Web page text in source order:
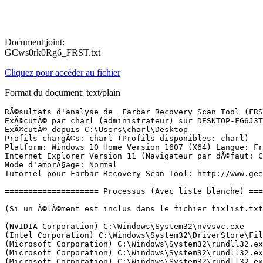
Document joint:
GCws0rk0Rg6_FRST.txt
Cliquez pour accéder au fichier
Format du document: text/plain
RÃ©sultats d'analyse de  Farbar Recovery Scan Tool (FRST) (x64) Version: 15-03-2017
ExÃ©cutÃ© par charl (administrateur) sur DESKTOP-FG6J3T9 (22-03-2017 19:50:10)
ExÃ©cutÃ© depuis C:\Users\charl\Desktop
Profils chargÃ©s: charl (Profils disponibles: charl)
Platform: Windows 10 Home Version 1607 (X64) Langue: FranÃ§ais (France)
Internet Explorer Version 11 (Navigateur par dÃ©faut: Chrome)
Mode d'amorÃ§age: Normal
Tutoriel pour Farbar Recovery Scan Tool: http://www.geekstogo.com/forum/topic/335081-frst-tutorial-how-to-use-farbar-recovery-scan-tool/

==================== Processus (Avec liste blanche) =================

(Si un Ã©lÃ©ment est inclus dans le fichier fixlist.txt, le processus sera arrÃªtÃ©. Le fichier ne sera pas dÃ©placÃ©.)

(NVIDIA Corporation) C:\Windows\System32\nvvsvc.exe
(Intel Corporation) C:\Windows\System32\DriverStore\FileRepository\igdlh64.inf_amd64_463164d40c3d26ce\igfxCUIService.exe
(Microsoft Corporation) C:\Windows\System32\rundll32.exe
(Microsoft Corporation) C:\Windows\System32\rundll32.exe
(Microsoft Corporation) C:\Windows\System32\rundll32.exe
(Microsoft Corporation) C:\Windows\System32\rundll32.exe
(Microsoft Corporation) C:\Windows\System32\rundll32.exe
(Microsoft Corporation) C:\Windows\System32\rundll32.exe
(Microsoft Corporation) C:\Windows\System32\rundll32.exe
(Microsoft Corporation) C:\Windows\System32\rundll32.exe
(Microsoft Corporation) C:\Windows\System32\rundll32.exe
(Microsoft Corporation) C:\Windows\System32\rundll32.exe
(Microsoft Corporation) C:\Windows\System32\rundll32.exe
(Microsoft Corporation) C:\Windows\System32\rundll32.exe
(Microsoft Corporation) C:\Windows\System32\rundll32.exe
(Microsoft Corporation) C:\Windows\System32\rundll32.exe
(Microsoft Corporation) C:\Windows\System32\rundll32.exe
(Microsoft Corporation) C:\Windows\System32\rundll32.exe
(Microsoft Corporation) C:\Windows\System32\rundll32.exe
(Microsoft Corporation) C:\Windows\System32\rundll32.exe
(Microsoft Corporation) C:\Windows\System32\rundll32.exe
(Microsoft Corporation) C:\Windows\System32\rundll32.exe
(Microsoft Corporation) C:\Windows\System32\rundll32.exe
(Microsoft Corporation) C:\Windows\System32\rundll32.exe
(Microsoft Corporation) C:\Windows\System32\rundll32.exe
(ASUSTek Computer Inc.) C:\Program Files (x86)\ASUS\ATK Package\ATK Hotkey\AsLdrSrv.exe
(ASUSTek Computer Inc.) C:\Program Files (x86)\ASUS\ATK Package\ATKGFNEX\GFNEXSrv.exe
(Microsoft Corporation) C:\Windows\System32\rundll32.exe
(Microsoft Corporation) C:\Windows\System32\rundll32.exe
(Microsoft Corporation) C:\Windows\System32\rundll32.exe
(Microsoft Corporation) C:\Windows\System32\rundll32.exe
(Microsoft Corporation) C:\Windows\System32\rundll32.exe
(Microsoft Corporation) C:\Windows\System32\rundll32.exe
(Microsoft Corporation) C:\Windows\System32\rundll32.exe
(Microsoft Corporation) C:\Windows\System32\rundll32.exe
(Microsoft Corporation) C:\Windows\System32\rundll32.exe
(Microsoft Corporation) C:\Windows\System32\rundll32.exe
(Microsoft Corporation) C:\Windows\System32\rundll32.exe
(Microsoft Corporation) C:\Windows\System32\rundll32.exe
(Microsoft Corporation) C:\Windows\System32\rundll32.exe
(Microsoft Corporation) C:\Windows\System32\rundll32.exe
(Microsoft Corporation) C:\Windows\System32\rundll32.exe
(Microsoft Corporation) C:\Windows\System32\rundll32.exe
(Microsoft Corporation) C:\Windows\System32\rundll32.exe
(Microsoft Corporation) C:\Windows\System32\rundll32.exe
(Microsoft Corporation) C:\Windows\System32\rundll32.exe
(Microsoft Corporation) C:\Windows\System32\rundll32.exe
(Microsoft Corporation) C:\Windows\System32\rundll32.exe
(Microsoft Corporation) C:\Windows\System32\rundll32.exe
(Microsoft Corporation) C:\Windows\System32\rundll32.exe
(Microsoft Corporation) C:\Windows\System32\rundll32.exe
(Microsoft Corporation) C:\Windows\System32\rundll32.exe
(Microsoft Corporation) C:\Windows\System32\rundll32.exe
(Microsoft Corporation) C:\Windows\System32\rundll32.exe
(Microsoft Corporation) C:\Windows\System32\rundll32.exe
(Microsoft Corporation) C:\Windows\System32\rundll32.exe
(Microsoft Corporation) C:\Windows\System32\rundll32.exe
(Microsoft Corporation) C:\Windows\System32\rundll32.exe
(Microsoft Corporation) C:\Windows\System32\rundll32.exe
(Microsoft Corporation) C:\Windows\System32\wlanext.exe
(Microsoft Corporation) C:\Windows\System32\rundll32.exe
(Microsoft Corporation) C:\Windows\System32\rundll32.exe
(Microsoft Corporation) C:\Windows\System32\rundll32.exe
(Microsoft Corporation) C:\Windows\System32\rundll32.exe
(Microsoft Corporation) C:\Windows\System32\rundll32.exe
(Microsoft Corporation) C:\Windows\System32\rundll32.exe
(Microsoft Corporation) C:\Windows\System32\rundll32.exe
(Microsoft Corporation) C:\Windows\System32\rundll32.exe
(Microsoft Corporation) C:\Windows\System32\rundll32.exe
(Microsoft Corporation) C:\Windows\System32\rundll32.exe
(Microsoft Corporation) C:\Windows\System32\rundll32.exe
(Microsoft Corporation) C:\Windows\System32\rundll32.exe
(Microsoft Corporation) C:\Windows\System32\rundll32.exe
(Microsoft Corporation) C:\Windows\System32\rundll32.exe
(Microsoft Corporation) C:\Windows\System32\rundll32.exe
(Microsoft Corporation) C:\Windows\System32\rundll32.exe
(Microsoft Corporation) C:\Windows\System32\rundll32.exe
(Conexant Systems Inc.) C:\Windows\System32\CxAudMsg64.exe
(Intel(R) Corporation) C:\Program Files\Intel\WiFi\bin\EvtEng.exe
(Intel Corporation) C:\Windows\syswow64\esif_uf.exe
(Microsoft Corporation) C:\Windows\Microsoft.NET\Framework64\v3.0\WPF\PresentationFontCache.exe
(Adobe Systems, Incorporated) C:\Program Files (x86)\Common Files\Adobe\AdobeGCClient\AGSService.exe
(Microsoft Corporation) C:\Program Files\Common Files\microsoft shared\ClickToRun\OfficeClickToRun.exe
(NVIDIA Corporation) C:\Program Files\NVIDIA Corporation\GeForce Experience Service\GfExperienceService.exe
(Microsoft Corporation) C:\Windows\System32\rundll32.exe
(Microsoft Corporation) C:\Windows\System32\rundll32.exe
(Intel(R) Corporation) C:\Program Files\Common Files\Intel\WirelessCommon\RegSrvc.exe
(NVIDIA Corporation) C:\Program Files (x86)\NVIDIA Corporation\NetService\NvNetworkService.exe
(NVIDIA Corporation) C:\Program Files\NVIDIA Corporation\NvStreamSrv\nvstreamsvc.exe
(Conexant Systems, Inc.) C:\Windows\System32\SASrv.exe
(Microsoft Corporation) C:\Windows\System32\rundll32.exe
() C:\Program Files (x86)\Intel\Intel(R) Security Assist\isaHelperService.exe
(IntelÂ® Corporation)